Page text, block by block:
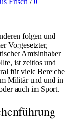
Frisch /0
folgen und
Vorgesetzter,
Amtsinhaber
ist zeitlos und
für viele Bereiche
Militär und und in
auch im Sport.